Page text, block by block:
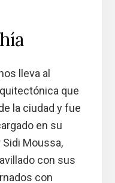
lleva al
que
la ciudad y fue
en su
Moussa,
con sus
con